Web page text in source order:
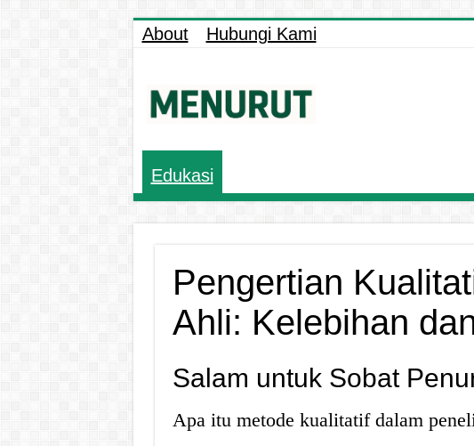
About
Hubungi Kami
Edukasi
Pengertian
Ahli: Kelebihan
Salam untuk Sobat
Apa itu metode kualitatif dalam